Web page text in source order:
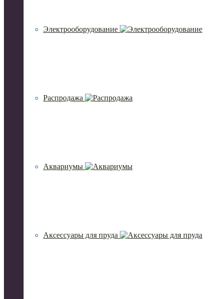
Электрооборудование
Распродажа
Аквариумы
Аксессуары для пруда